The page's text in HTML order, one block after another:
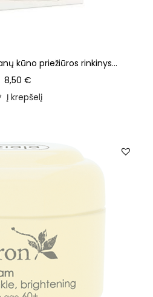
kūno priežiūros rinkinys...
8,50 €
Į krepšelį